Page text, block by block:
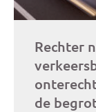
Rechter
de